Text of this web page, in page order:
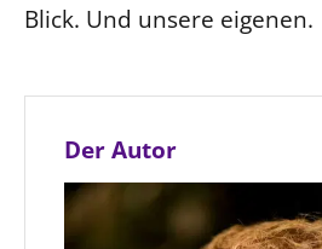
Der Autor
Blick. Und unsere eigenen.